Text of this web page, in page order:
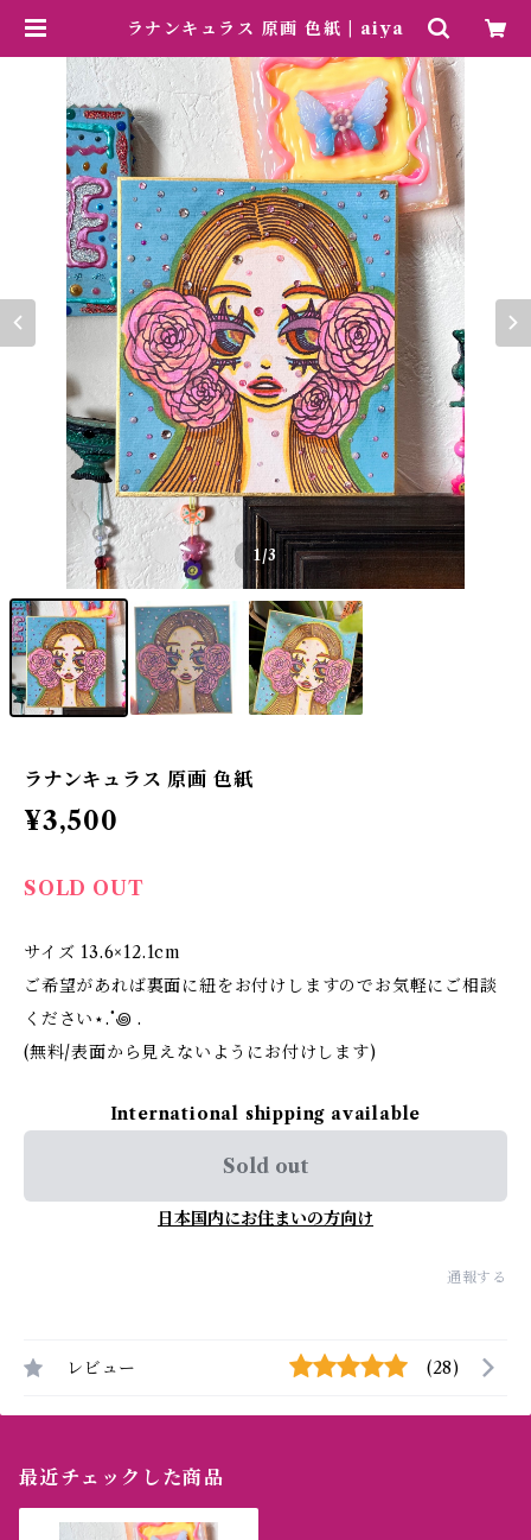
ラナンキュラス 原画 色紙 | aiya
1/3
ラナンキュラス 原画 色紙
¥3,500
SOLD OUT
サイズ 13.6×12.1cm
ご希望があれば裏面に紐をお付けしますのでお気軽にご相談
ください⋆.˚꩜ .
(無料/表面から見えないようにお付けします)
International shipping available
Sold out
日本国内にお住まいの方向け
通報する
レビュー (28)
最近チェックした商品